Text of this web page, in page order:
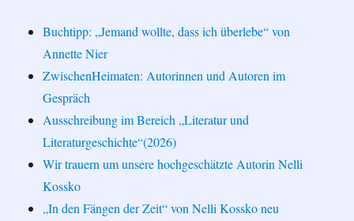
Buchtipp: „Jemand wollte, dass ich überlebe“ von
Annette Nier
ZwischenHeimaten: Autorinnen und Autoren im
Gespräch
Ausschreibung im Bereich „Literatur und
Literaturgeschichte“(2026)
Wir trauern um unsere hochgeschätzte Autorin Nelli
Kossko
„In den Fängen der Zeit“ von Nelli Kossko neu